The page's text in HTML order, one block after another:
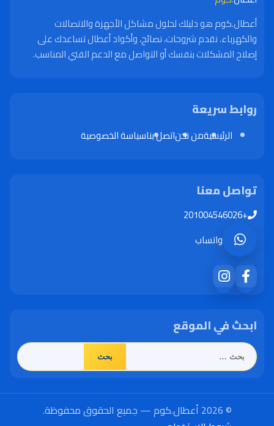
أعطال.كوم هو دليلك لحلول مشاكل الأجهزة والاتصالات
والكهرباء. نقدم شروحات، نصائح، وأكواد أعطال تساعدك على
إصلاح المشكلات بنفسك أو التواصل مع الدعم الفني المناسب.
روابط سريعة
الرئيسيةمن نحناتصل بناسياسة الخصوصية
تواصل معنا
+201004546026
واتساب
ابحث في الموقع
البحث
عن:
© 2026 أعطال.كوم — جميع الحقوق محفوظة.